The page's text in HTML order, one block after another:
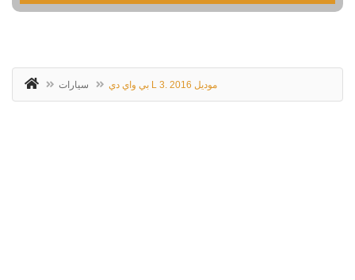
سيارات بي واي دي L 3. موديل 2016